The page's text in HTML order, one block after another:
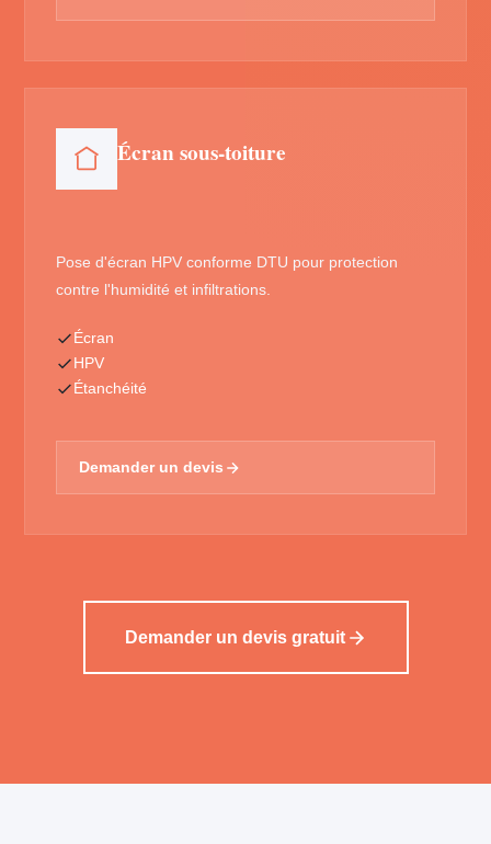
Écran sous-toiture
Pose d'écran HPV conforme DTU pour protection
contre l'humidité et infiltrations.
Écran
HPV
Étanchéité
Demander un devis
Demander un devis gratuit